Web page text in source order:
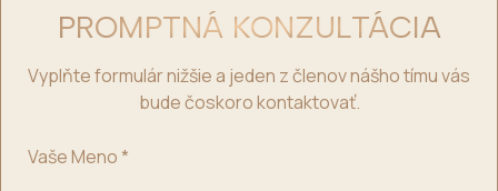
PROMPTNÁ KONZULTÁCIA
Vyplňte formulár nižšie a jeden z členov nášho tímu vás
bude čoskoro kontaktovať.
Vaše Meno*